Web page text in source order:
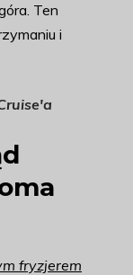
Ten
i
fryzjerem